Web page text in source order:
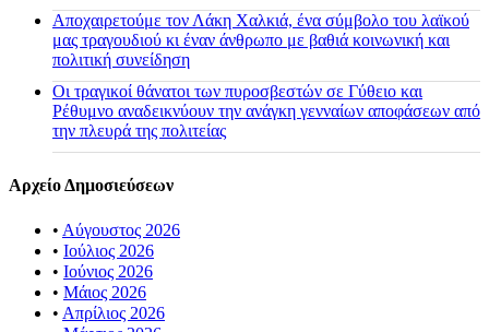
Αποχαιρετούμε τον Λάκη Χαλκιά, ένα σύμβολο του λαϊκού
μας τραγουδιού κι έναν άνθρωπο με βαθιά κοινωνική και
πολιτική συνείδηση
Οι τραγικοί θάνατοι των πυροσβεστών σε Γύθειο και
Ρέθυμνο αναδεικνύουν την ανάγκη γενναίων αποφάσεων από
την πλευρά της πολιτείας
Αρχείο Δημοσιεύσεων
• Αύγουστος 2026
• Ιούλιος 2026
• Ιούνιος 2026
• Μάιος 2026
• Απρίλιος 2026